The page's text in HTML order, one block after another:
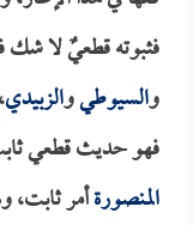
فثبوته قطعيٌ لا
والسيوطيوالزبيدي
فهو حديث قطعي
المنصورةأمر